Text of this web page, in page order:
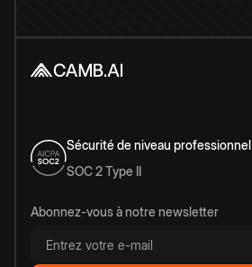
Sécurité de niveau professionnel
SOC 2 Type II
Abonnez-vous à notre newsletter